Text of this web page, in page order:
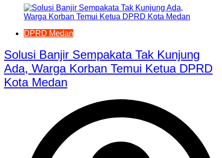
DPRD Medan
Solusi Banjir Sempakata Tak Kunjung
Ada, Warga Korban Temui Ketua DPRD
Kota Medan